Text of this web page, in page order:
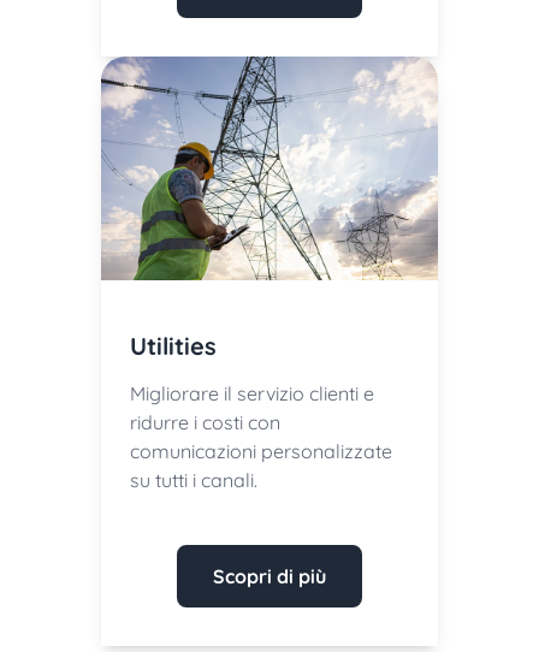
Utilities
Migliorare il servizio clienti e
ridurre i costi con
comunicazioni personalizzate
su tutti i canali.
Scopri di più